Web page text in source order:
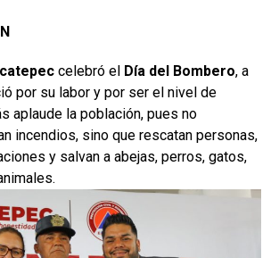
celebró el Día del Bombero, a
por su labor y por ser el nivel de
aplaude la población, pues no
incendios, sino que rescatan personas,
y salvan a abejas, perros, gatos,